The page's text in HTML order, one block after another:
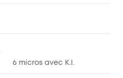
6 micros avec K.I.